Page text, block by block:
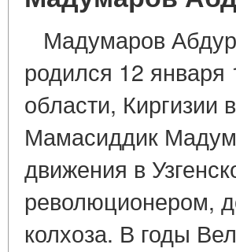
Мадумаров
родился 12 января
области, Киргизии
Мамасиддик
движения в
революционером,
колхоза. В годы